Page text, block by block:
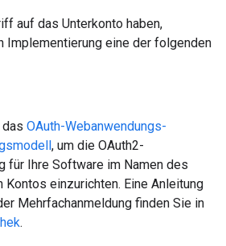
auf das Unterkonto haben,
Implementierung eine der folgenden
OAuth-Webanwendungs-
, um die OAuth2-
für Ihre Software im Namen des
Kontos einzurichten. Eine Anleitung
Mehrfachanmeldung finden Sie in
.